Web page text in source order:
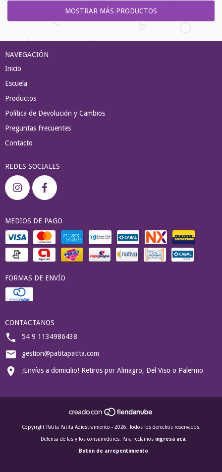
MOSTRAR MÁS PRODUCTOS
NAVEGACIÓN
Inicio
Escuela
Productos
Política de Devolución y Cambios
Preguntas Frecuentes
Contacto
REDES SOCIALES
MEDIOS DE PAGO
FORMAS DE ENVÍO
CONTACTANOS
54 9 1134986438
gestion@patitapatita.com
¡Envíos a domicilio! Retiros por Almagro, Del Viso o Palermo
Copyright Patita Patita Adiestramiento - 2026. Todos los derechos reservados.
Defensa de las y los consumidores. Para reclamos ingresá acá.
Botón de arrepentimiento